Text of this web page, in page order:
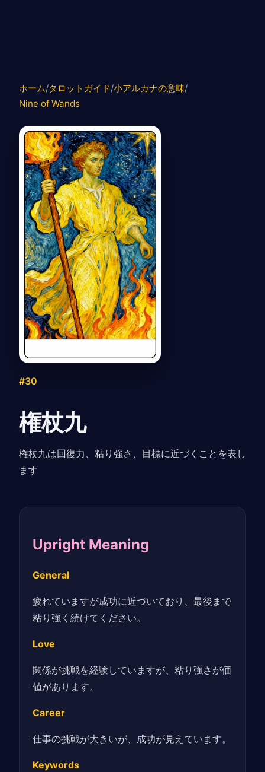
ホーム/タロットガイド/小アルカナの意味/
Nine of Wands
#30
権杖九
権杖九は回復力、粘り強さ、目標に近づくことを表し
ます
Upright Meaning
General
疲れていますが成功に近づいており、最後まで
粘り強く続けてください。
Love
関係が挑戦を経験していますが、粘り強さが価
値があります。
Career
仕事の挑戦が大きいが、成功が見えています。
Keywords